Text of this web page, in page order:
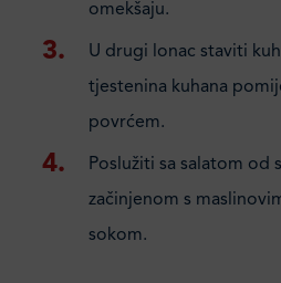
omekšaju.
U drugi lonac staviti
tjestenina kuhana
povrćem.
Poslužiti sa salatom od
začinjenom s
sokom.